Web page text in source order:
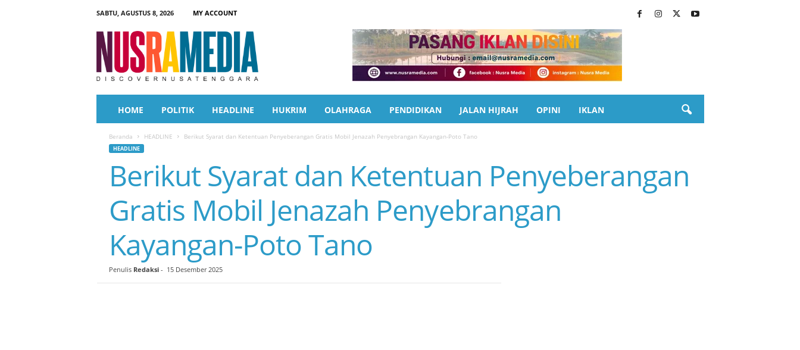
SABTU, AGUSTUS 8, 2026
MY ACCOUNT
a
HOME POLITIK HEADLINE HUKRIM OLAHRAGA PENDIDIKAN JALAN HIJRAH OPINI IKLAN
Beranda HEADLINE Berikut Syarat dan Ketentuan Penyeberangan Gratis Mobil Jenazah Penyebrangan Kayangan-Poto Tano
HEADLINE
Berikut Syarat dan Ketentuan Penyeberangan
Gratis Mobil Jenazah Penyebrangan
Kayangan-Poto Tano
Penulis Redaksi- 15 Desember 2025